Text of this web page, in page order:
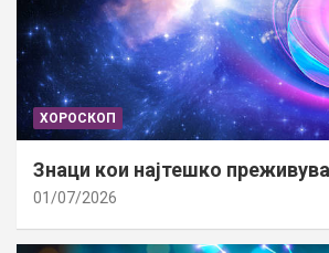
ХОРОСКОП
Знаци кои најтешко
01/07/2026